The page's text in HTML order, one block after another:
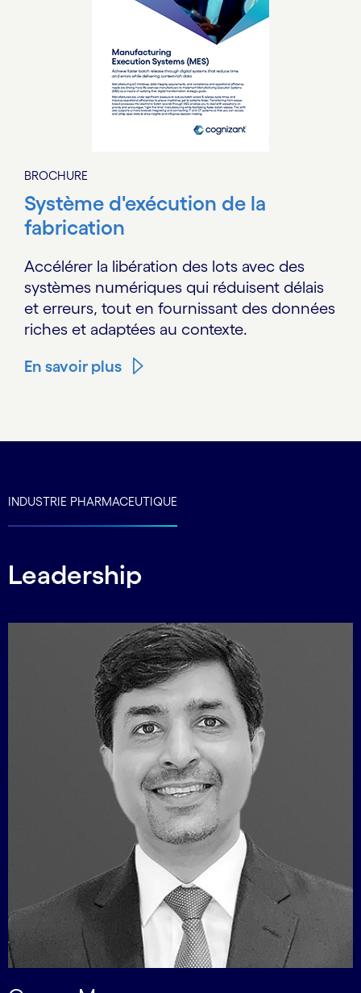
BROCHURE
Système d'exécution de la
fabrication
Accélérer la libération des lots avec des
systèmes numériques qui réduisent délais
et erreurs, tout en fournissant des données
riches et adaptées au contexte.
En savoir plus
INDUSTRIE PHARMACEUTIQUE
Leadership